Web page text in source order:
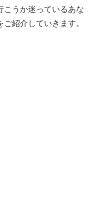
こうか迷っているあな
紹介していきます。